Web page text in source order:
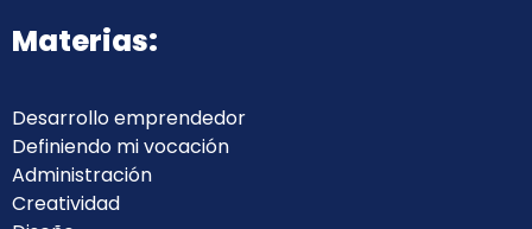
Materias:
Desarrollo emprendedor
Definiendo mi vocación
Administración
Creatividad